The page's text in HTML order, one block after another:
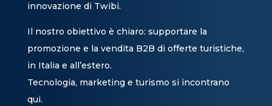
innovazione di Twibi.
Il nostro obiettivo è chiaro: supportare la
promozione e la vendita B2B di offerte turistiche,
in Italia e all’estero.
Tecnologia, marketing e turismo si incontrano
qui.